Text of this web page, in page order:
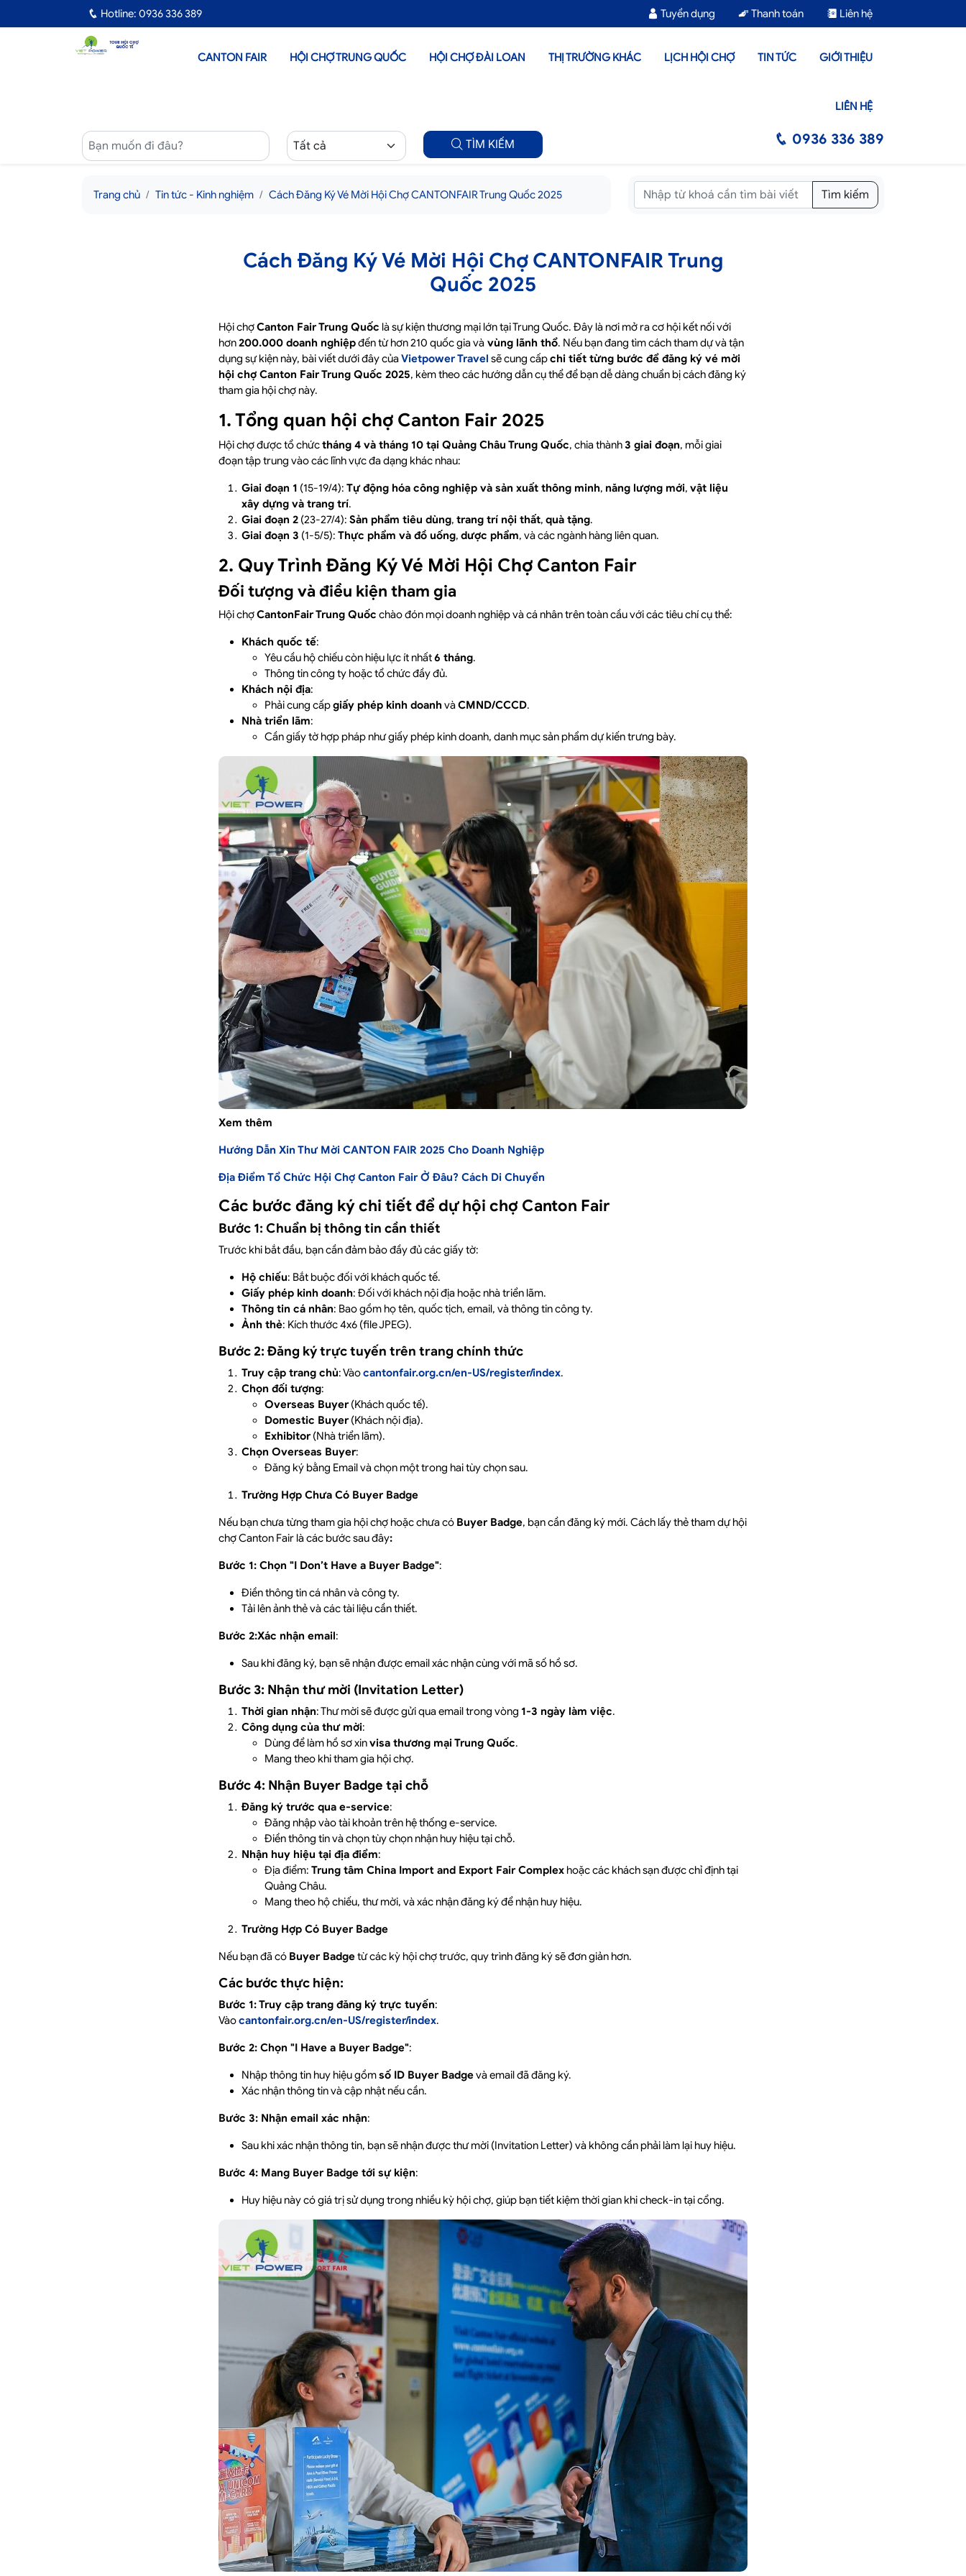
Hotline: 0936 336 389 Tuyển dụng Thanh toán Liên hệ
CANTON FAIR HỘI CHỢ TRUNG QUỐC HỘI CHỢ ĐÀI LOAN THỊ TRƯỜNG KHÁC LỊCH HỘI CHỢ TIN TỨC GIỚI THIỆU
LIÊN HỆ
TÌM KIẾM 0936 336 389
Trang chủ Tin tức - Kinh nghiệm Cách Đăng Ký Vé Mời Hội Chợ CANTONFAIR Trung Quốc 2025 Tìm kiếm
Cách Đăng Ký Vé Mời Hội Chợ CANTONFAIR Trung
Quốc 2025
Hội chợCanton Fair Trung Quốc là sự kiện thương mại lớn tại Trung Quốc. Đây là nơi mở ra cơ hội kết nối với
hơn200.000 doanh nghiệpđếntừ hơn 210 quốc gia và vùng lãnh thổ. Nếu bạn đang tìm cách tham dự và tận
dụng sự kiện này, bài viết dưới đây củaVietpower Travel sẽ cung cấpchi tiết từng bước để đăng ký vé mời
hội chợ Canton Fair Trung Quốc 2025, kèm theo các hướng dẫn cụ thể để bạn dễ dàng chuẩn bị cách đăng ký
tham gia hội chợ này.
1. Tổng quan hội chợ Canton Fair 2025
Hội chợ được tổ chứctháng 4 và tháng 10 tại Quảng Châu Trung Quốc, chia thành3 giai đoạn, mỗi giai
đoạn tập trung vào các lĩnh vực đa dạng khác nhau:
Giai đoạn 1 (15-19/4): Tự động hóa công nghiệp và sản xuất thông minh, năng lượng mới, vật liệu
xây dựng và trang trí.
Giai đoạn 2 (23-27/4): Sản phẩm tiêu dùng, trang trí nội thất, quà tặng.
Giai đoạn 3 (1-5/5): Thực phẩm và đồ uống, dược phẩm, và các ngành hàng liên quan.
2. Quy Trình Đăng Ký Vé Mời Hội Chợ Canton Fair
Đối tượng và điều kiện tham gia
Hội chợCantonFair Trung Quốc chào đón mọi doanh nghiệp và cá nhân trên toàn cầu với các tiêu chí cụ thể:
Khách quốc tế:
Yêu cầu hộ chiếu còn hiệu lực ít nhất6 tháng.
Thông tin công ty hoặc tổ chức đầy đủ.
Khách nội địa:
Phải cung cấpgiấy phép kinh doanhvàCMND/CCCD.
Nhà triển lãm:
Cần giấy tờ hợp pháp như giấy phép kinh doanh, danh mục sản phẩm dự kiến trưng bày.
Xem thêm
Hướng Dẫn Xin Thư Mời CANTON FAIR 2025 Cho Doanh Nghiệp
Địa Điểm Tổ Chức Hội Chợ Canton Fair​ Ở Đâu? Cách Di Chuyển
Các bước đăng ký chi tiết để dự hội chợ Canton Fair
Bước 1: Chuẩn bị thông tin cần thiết
Trước khi bắt đầu, bạn cần đảm bảo đầy đủ các giấy tờ:
Hộ chiếu: Bắt buộc đối với khách quốc tế.
Giấy phép kinh doanh: Đối với khách nội địa hoặc nhà triển lãm.
Thông tin cá nhân: Bao gồm họ tên, quốc tịch, email, và thông tin công ty.
Ảnh thẻ: Kích thước 4x6 (file JPEG).
Bước 2: Đăng ký trực tuyến trên trang chính thức
Truy cập trang chủ: Vàocantonfair.org.cn/en-US/register/index.
Chọn đối tượng:
Overseas Buyer (Khách quốc tế).
Domestic Buyer (Khách nội địa).
Exhibitor (Nhà triển lãm).
Chọn Overseas Buyer:
Đăng ký bằng Email và chọn một trong hai tùy chọn sau.
Trường Hợp Chưa Có Buyer Badge
Nếu bạn chưa từng tham gia hội chợ hoặc chưa có Buyer Badge, bạn cần đăng ký mới. Cách lấythẻ tham dự hội
chợ Canton Fair là các bước sau đây:
Bước 1: Chọn "I Don’t Have a Buyer Badge":
Điền thông tin cá nhân và công ty.
Tải lên ảnh thẻ và các tài liệu cần thiết.
Bước 2:Xác nhận email:
Sau khi đăng ký, bạn sẽ nhận được email xác nhận cùng với mã số hồ sơ.
Bước 3: Nhận thư mời (Invitation Letter)
Thời gian nhận: Thư mời sẽ được gửi qua email trong vòng 1-3 ngày làm việc.
Công dụng của thư mời:
Dùng để làm hồ sơ xinvisa thương mại Trung Quốc.
Mang theo khi tham gia hội chợ.
Bước 4: Nhận Buyer Badge tại chỗ
Đăng ký trước qua e-service:
Đăng nhập vào tài khoản trên hệ thống e-service.
Điền thông tin và chọn tùy chọn nhận huy hiệu tại chỗ.
Nhận huy hiệu tại địa điểm:
Địa điểm: Trung tâm China Import and Export Fair Complex hoặc các khách sạn được chỉ định tại
Quảng Châu.
Mang theo hộ chiếu, thư mời, và xác nhận đăng ký để nhận huy hiệu.
Trường Hợp Có Buyer Badge
Nếu bạn đã có Buyer Badgetừ các kỳ hội chợ trước, quy trình đăng ký sẽ đơn giản hơn.
Các bước thực hiện:
Bước 1: Truy cập trang đăng ký trực tuyến:
Vàocantonfair.org.cn/en-US/register/index.
Bước 2: Chọn "I Have a Buyer Badge":
Nhập thông tin huy hiệu gồmsố ID Buyer Badgevà email đã đăng ký.
Xác nhận thông tin và cập nhật nếu cần.
Bước 3: Nhận email xác nhận:
Sau khi xác nhận thông tin, bạn sẽ nhận được thư mời (Invitation Letter) và không cần phải làm lại huy hiệu.
Bước 4: Mang Buyer Badge tới sự kiện:
Huy hiệu này có giá trị sử dụng trong nhiều kỳ hội chợ, giúp bạn tiết kiệm thời gian khi check-in tại cổng.